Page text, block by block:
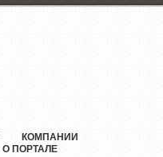
КОМПАНИИ
О ПОРТАЛЕ